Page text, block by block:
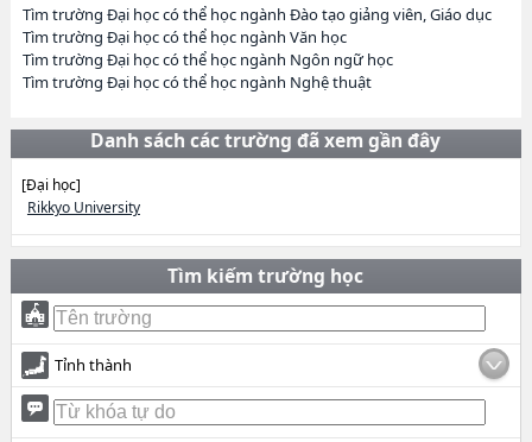
Tìm trường Đại học có thể học ngành Đào tạo giảng viên, Giáo dục
Tìm trường Đại học có thể học ngành Văn học
Tìm trường Đại học có thể học ngành Ngôn ngữ học
Tìm trường Đại học có thể học ngành Nghệ thuật
Danh sách các trường đã xem gần đây
[Đại học]
Rikkyo University
Tìm kiếm trường học
Tỉnh thành